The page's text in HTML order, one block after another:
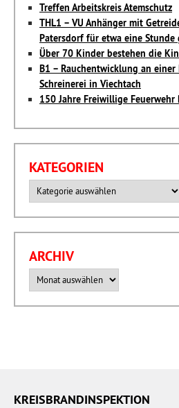
Treffen Arbeitskreis Atemschutz
THL1 – VU Anhänger mit
Patersdorf für etwa eine Stunde
Über 70 Kinder bestehen die
B1 – Rauchentwicklung an einer
Schreinerei in Viechtach
150 Jahre Freiwillige Feuerwehr
KATEGORIEN
Kategorien
ARCHIV
Archiv
KREISBRANDINSPEKTION